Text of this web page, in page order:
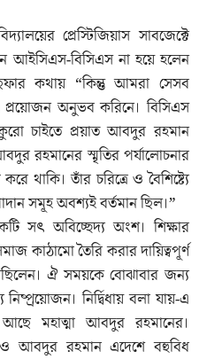
প্রেস্টিজিয়াস সাবজেক্টে
আইসিএস-বিসিএস না হয়ে হলেন
কথায় “কিন্তু আমরা সেসব
প্রয়োজন অনুভব করিনে। বিসিএস
চাইতে প্রয়াত আবদুর রহমান
রহমানের স্মৃতির পর্যালোচনার
থাকি। তাঁর চরিত্রে ও বৈশিষ্ট্যে
সমূহ অবশ্যই বর্তমান ছিল।”
সৎ অবিচ্ছেদ্য অংশ। শিক্ষার
কাঠামো তৈরি করার দায়িত্বপূর্ণ
ঐ সময়কে বোঝাবার জন্য
নির্দ্বিধায় বলা যায়-এ
আছে মহাত্মা আবদুর রহমানের।
আবদুর রহমান এদেশে বহুবিধ